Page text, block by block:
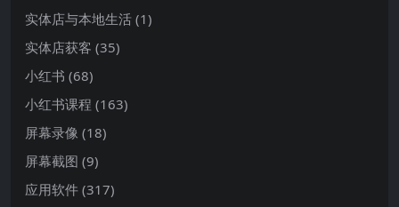
实体店与本地生活 (1)
实体店获客 (35)
小红书 (68)
小红书课程 (163)
屏幕录像 (18)
屏幕截图 (9)
应用软件 (317)